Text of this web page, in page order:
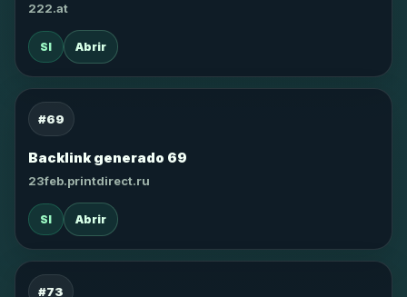
222.at
SI Abrir
#69
Backlink generado 69
23feb.printdirect.ru
SI Abrir
#73